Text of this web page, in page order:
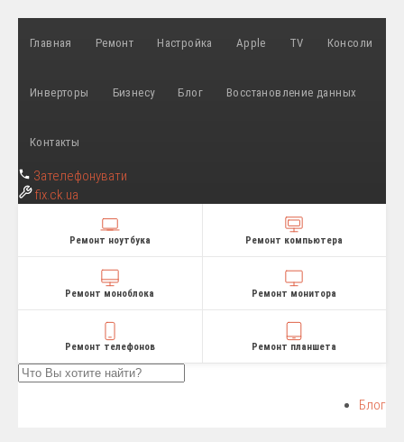
Главная Ремонт Настройка Apple TV Консоли
Инверторы Бизнесу Блог Восстановление данных
Контакты
Зателефонувати
fix.ck.ua
Ремонт ноутбука Ремонт компьютера
Ремонт моноблока Ремонт монитора
Ремонт телефонов Ремонт планшета
Блог